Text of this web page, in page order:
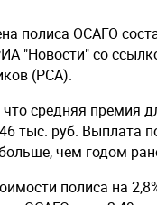
полиса ОСАГО
"Новости" со
(РСА).
средняя премия
тыс. руб. Выплата
чем годом
полиса на